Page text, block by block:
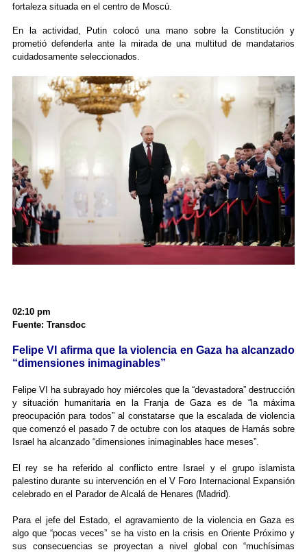
fortaleza situada en el centro de Moscú.
En la actividad, Putin colocó una mano sobre la Constitución y
prometió defenderla ante la mirada de una multitud de mandatarios
cuidadosamente seleccionados.
02:10 pm
Fuente: Transdoc
Felipe VI afirma que la violencia en Gaza ha alcanzado
“dimensiones inimaginables”
Felipe VI ha subrayado hoy miércoles que la “devastadora” destrucción
y situación humanitaria en la Franja de Gaza es de “la máxima
preocupación para todos” al constatarse que la escalada de violencia
que comenzó el pasado 7 de octubre con los ataques de Hamás sobre
Israel ha alcanzado “dimensiones inimaginables hace meses”.
El rey se ha referido al conflicto entre Israel y el grupo islamista
palestino durante su intervención en el V Foro Internacional Expansión
celebrado en el Parador de Alcalá de Henares (Madrid).
Para el jefe del Estado, el agravamiento de la violencia en Gaza es
algo que “pocas veces” se ha visto en la crisis en Oriente Próximo y
sus consecuencias se proyectan a nivel global con “muchísimas